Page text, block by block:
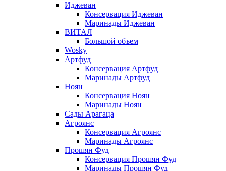
Иджеван
Консервация Иджеван
Маринады Иджеван
ВИТАЛ
Большой объем
Wosky
Артфуд
Консервация Артфуд
Маринады Артфуд
Ноян
Консервация Ноян
Маринады Ноян
Сады Арагаца
Агроянс
Консервация Агроянс
Маринады Агроянс
Прошян Фуд
Консервация Прошян Фуд
Маринады Прошян Фуд